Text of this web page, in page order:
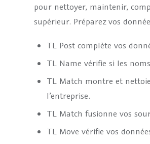
pour nettoyer, maintenir,
supérieur. Préparez vos
TL Post complète vos
TL Name vérifie si les
TL Match montre et
l’entreprise.
TL Match fusionne vos
TL Move vérifie vos